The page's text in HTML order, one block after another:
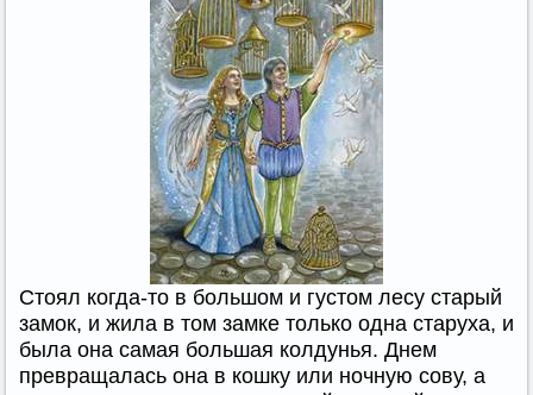
Стоял когда-то в большом и густом лесу старый
замок, и жила в том замке только одна старуха, и
была она самая большая колдунья. Днем
превращалась она в кошку или ночную сову, а